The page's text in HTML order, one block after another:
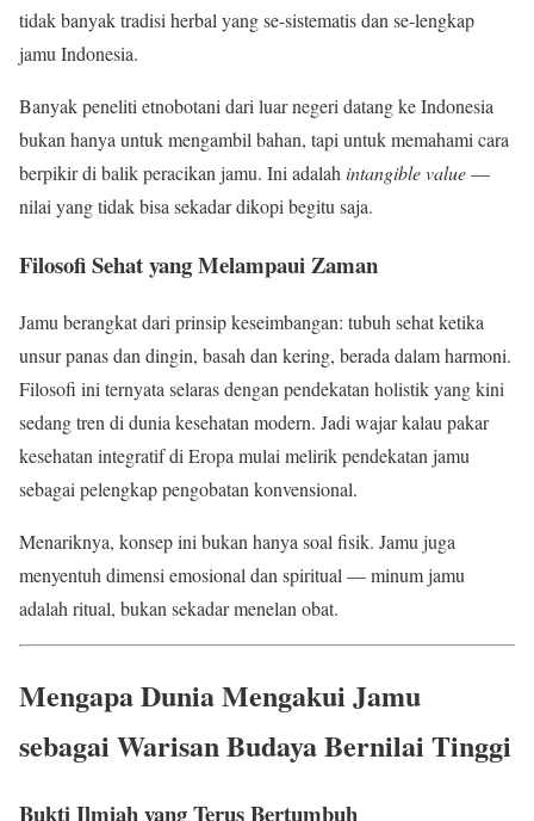
tidak banyak tradisi herbal yang se-sistematis dan se-lengkap
jamu Indonesia.
Banyak peneliti etnobotani dari luar negeri datang ke Indonesia
bukan hanya untuk mengambil bahan, tapi untuk memahami cara
berpikir di balik peracikan jamu. Ini adalah intangible value—
nilai yang tidak bisa sekadar dikopi begitu saja.
Filosofi Sehat yang Melampaui Zaman
Jamu berangkat dari prinsip keseimbangan: tubuh sehat ketika
unsur panas dan dingin, basah dan kering, berada dalam harmoni.
Filosofi ini ternyata selaras dengan pendekatan holistik yang kini
sedang tren di dunia kesehatan modern. Jadi wajar kalau pakar
kesehatan integratif di Eropa mulai melirik pendekatan jamu
sebagai pelengkap pengobatan konvensional.
Menariknya, konsep ini bukan hanya soal fisik. Jamu juga
menyentuh dimensi emosional dan spiritual — minum jamu
adalah ritual, bukan sekadar menelan obat.
Mengapa Dunia Mengakui Jamu
sebagai Warisan Budaya Bernilai Tinggi
Bukti Ilmiah yang Terus Bertumbuh